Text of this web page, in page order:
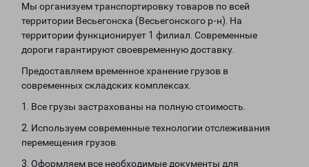
Мы организуем транспортировку товаров по всей
территории Весьегонска (Весьегонского р-н). На
территории функционирует 1 филиал. Современные
дороги гарантируют своевременную доставку.
Предоставляем временное хранение грузов в
современных складских комплексах.
1. Все грузы застрахованы на полную стоимость.
2. Используем современные технологии отслеживания
перемещения грузов.
3. Оформляем все необходимые документы для